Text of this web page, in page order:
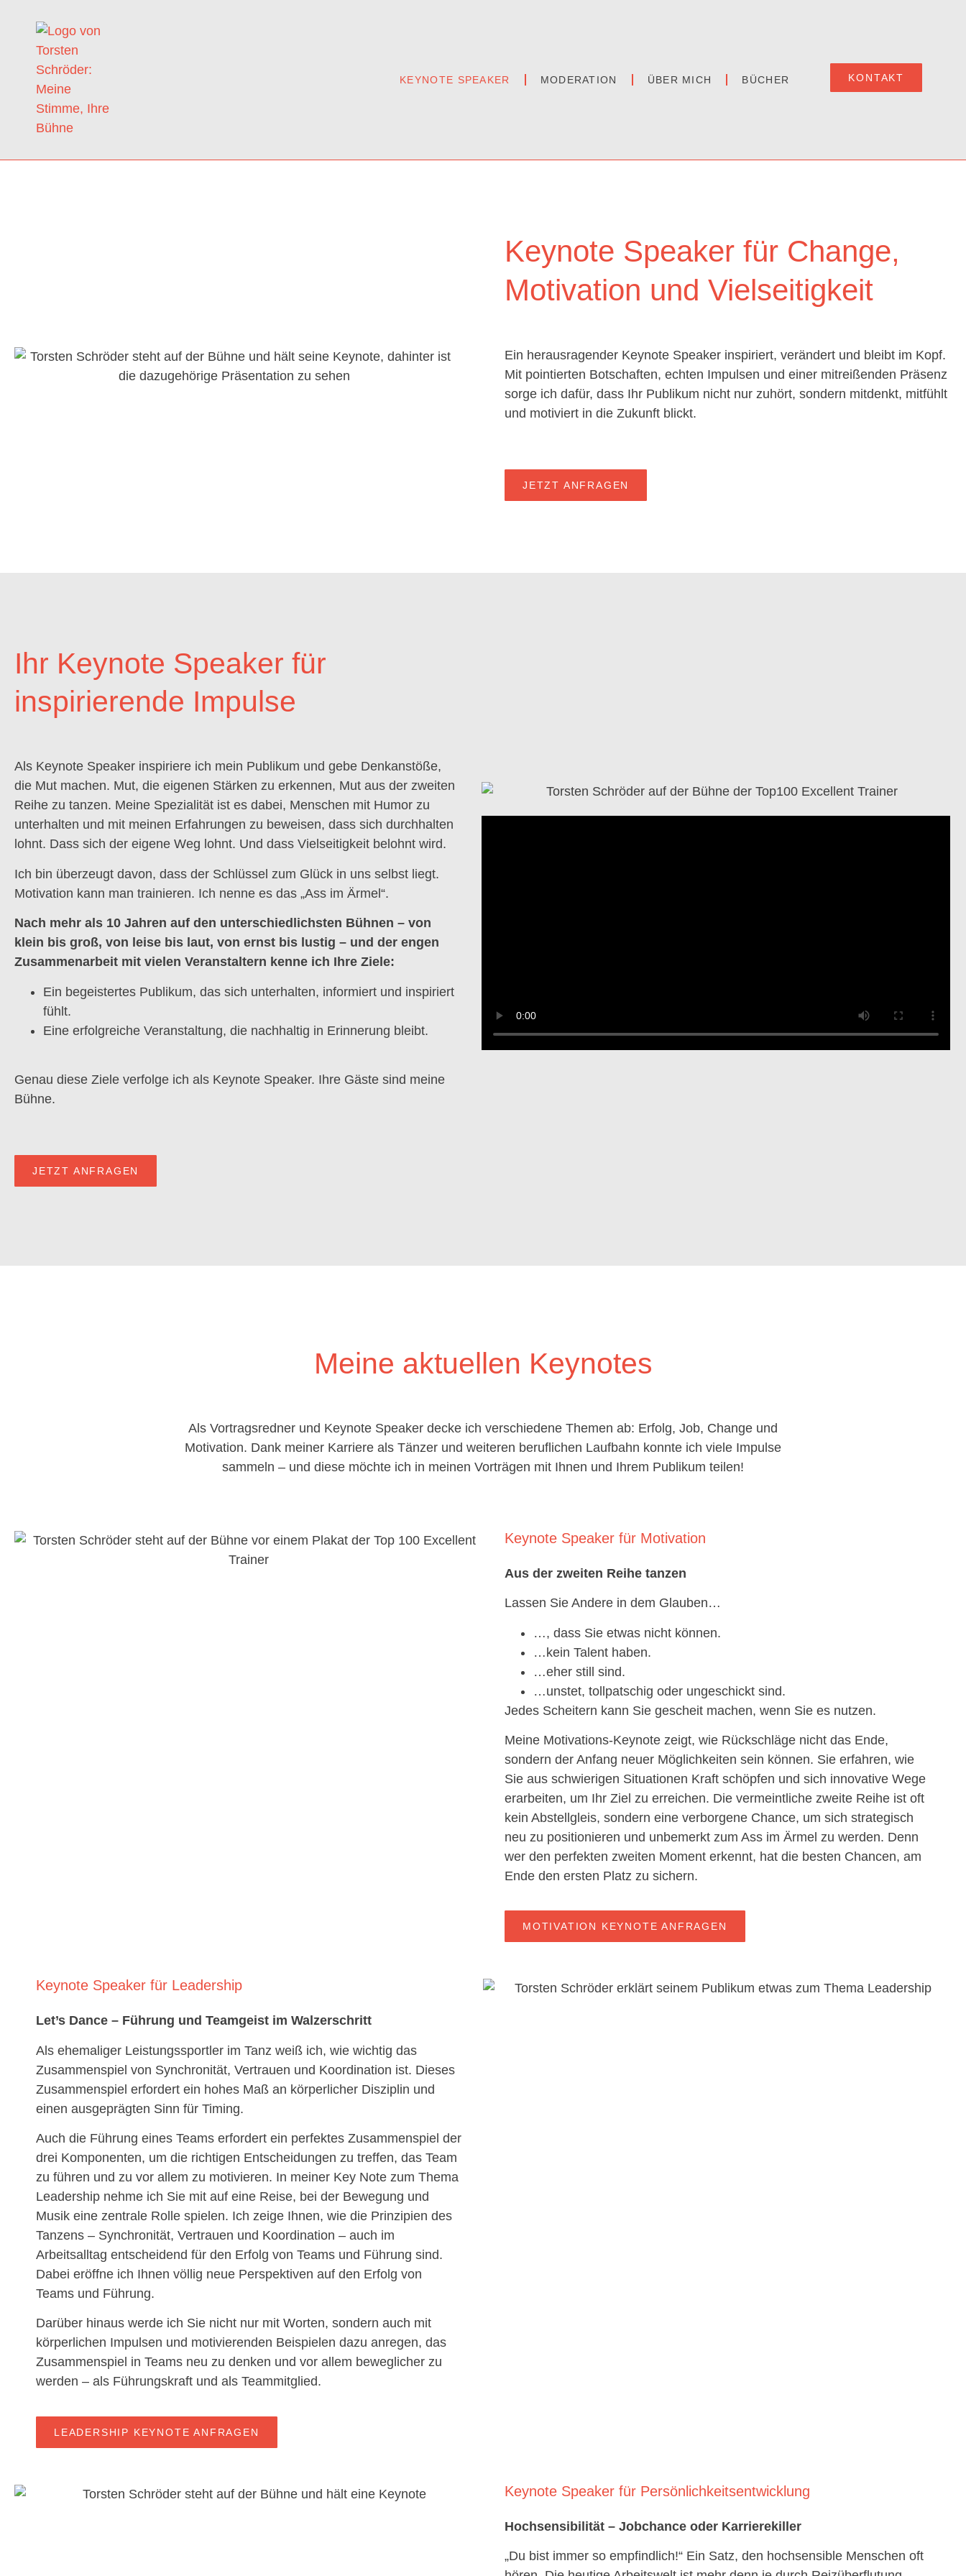
KEYNOTE SPEAKER MODERATION ÜBER MICH BÜCHER KONTAKT
Keynote Speaker für Change,
Motivation und Vielseitigkeit
Ein herausragender Keynote Speaker inspiriert, verändert und bleibt im Kopf.
Mit pointierten Botschaften, echten Impulsen und einer mitreißenden Präsenz
sorge ich dafür, dass Ihr Publikum nicht nur zuhört, sondern mitdenkt, mitfühlt
und motiviert in die Zukunft blickt.
JETZT ANFRAGEN
Ihr Keynote Speaker für
inspirierende Impulse
Als Keynote Speaker inspiriere ich mein Publikum und gebe Denkanstöße,
die Mut machen. Mut, die eigenen Stärken zu erkennen, Mut aus der zweiten
Reihe zu tanzen. Meine Spezialität ist es dabei, Menschen mit Humor zu
unterhalten und mit meinen Erfahrungen zu beweisen, dass sich durchhalten
lohnt. Dass sich der eigene Weg lohnt. Und dass Vielseitigkeit belohnt wird.
Ich bin überzeugt davon, dass der Schlüssel zum Glück in uns selbst liegt.
Motivation kann man trainieren. Ich nenne es das „Ass im Ärmel“.
Nach mehr als 10 Jahren auf den unterschiedlichsten Bühnen – von
klein bis groß, von leise bis laut, von ernst bis lustig – und der engen
Zusammenarbeit mit vielen Veranstaltern kenne ich Ihre Ziele:
Ein begeistertes Publikum, das sich unterhalten, informiert und inspiriert
fühlt.
Eine erfolgreiche Veranstaltung, die nachhaltig in Erinnerung bleibt.
Genau diese Ziele verfolge ich als Keynote Speaker. Ihre Gäste sind meine
Bühne.
JETZT ANFRAGEN
Meine aktuellen Keynotes
Als Vortragsredner und Keynote Speaker decke ich verschiedene Themen ab: Erfolg, Job, Change und
Motivation. Dank meiner Karriere als Tänzer und weiteren beruflichen Laufbahn konnte ich viele Impulse
sammeln – und diese möchte ich in meinen Vorträgen mit Ihnen und Ihrem Publikum teilen!
Keynote Speaker für Motivation
Aus der zweiten Reihe tanzen
Lassen Sie Andere in dem Glauben…
…, dass Sie etwas nicht können.
…kein Talent haben.
…eher still sind.
…unstet, tollpatschig oder ungeschickt sind.
Jedes Scheitern kann Sie gescheit machen, wenn Sie es nutzen.
Meine Motivations-Keynote zeigt, wie Rückschläge nicht das Ende,
sondern der Anfang neuer Möglichkeiten sein können. Sie erfahren, wie
Sie aus schwierigen Situationen Kraft schöpfen und sich innovative Wege
erarbeiten, um Ihr Ziel zu erreichen. Die vermeintliche zweite Reihe ist oft
kein Abstellgleis, sondern eine verborgene Chance, um sich strategisch
neu zu positionieren und unbemerkt zum Ass im Ärmel zu werden. Denn
wer den perfekten zweiten Moment erkennt, hat die besten Chancen, am
Ende den ersten Platz zu sichern.
MOTIVATION KEYNOTE ANFRAGEN
Keynote Speaker für Leadership
Let’s Dance – Führung und Teamgeist im Walzerschritt
Als ehemaliger Leistungssportler im Tanz weiß ich, wie wichtig das
Zusammenspiel von Synchronität, Vertrauen und Koordination ist. Dieses
Zusammenspiel erfordert ein hohes Maß an körperlicher Disziplin und
einen ausgeprägten Sinn für Timing.
Auch die Führung eines Teams erfordert ein perfektes Zusammenspiel der
drei Komponenten, um die richtigen Entscheidungen zu treffen, das Team
zu führen und zu vor allem zu motivieren. In meiner Key Note zum Thema
Leadership nehme ich Sie mit auf eine Reise, bei der Bewegung und
Musik eine zentrale Rolle spielen. Ich zeige Ihnen, wie die Prinzipien des
Tanzens – Synchronität, Vertrauen und Koordination – auch im
Arbeitsalltag entscheidend für den Erfolg von Teams und Führung sind.
Dabei eröffne ich Ihnen völlig neue Perspektiven auf den Erfolg von
Teams und Führung.
Darüber hinaus werde ich Sie nicht nur mit Worten, sondern auch mit
körperlichen Impulsen und motivierenden Beispielen dazu anregen, das
Zusammenspiel in Teams neu zu denken und vor allem beweglicher zu
werden – als Führungskraft und als Teammitglied.
LEADERSHIP KEYNOTE ANFRAGEN
Keynote Speaker für Persönlichkeitsentwicklung
Hochsensibilität – Jobchance oder Karrierekiller
„Du bist immer so empfindlich!“ Ein Satz, den hochsensible Menschen oft